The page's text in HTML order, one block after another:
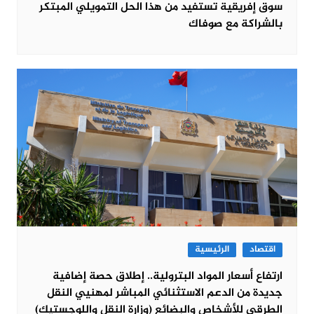
سوق إفريقية تستفيد من هذا الحل التمويلي المبتكر
بالشراكة مع صوفاك
اقتصاد الرئيسية
ارتفاع أسعار المواد البترولية.. إطلاق حصة إضافية
جديدة من الدعم الاستثنائي المباشر لمهنيي النقل
الطرقي للأشخاص والبضائع (وزارة النقل واللوجستيك)